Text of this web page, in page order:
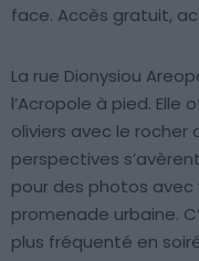
face. Accès gratuit,
La rue Dionysiou
l’Acropole à pied.
oliviers avec le rocher
perspectives
pour des photos
promenade urbaine.
plus fréquenté en